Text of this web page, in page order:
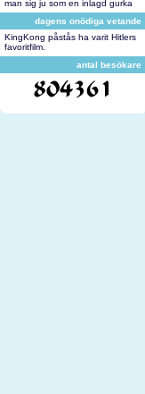
man sig ju som en inlagd gurka
dagens onödiga vetande
KingKong påstås ha varit Hitlers
favoritfilm.
antal besökare